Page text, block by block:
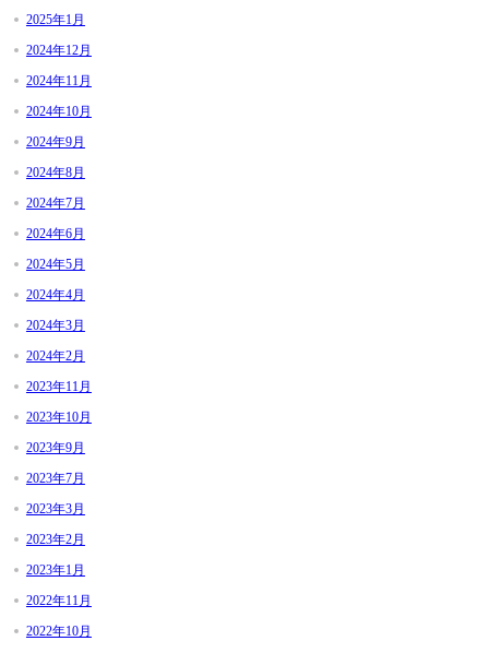
2025年1月
2024年12月
2024年11月
2024年10月
2024年9月
2024年8月
2024年7月
2024年6月
2024年5月
2024年4月
2024年3月
2024年2月
2023年11月
2023年10月
2023年9月
2023年7月
2023年3月
2023年2月
2023年1月
2022年11月
2022年10月